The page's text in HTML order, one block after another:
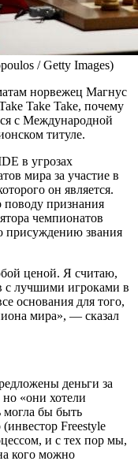
/ Getty Images)
норвежец Магнус
Take Takе, почему
с Международной
титуле.
в угрозах
мира за участие в
он является.
поводу признания
чемпионатов
присуждению звания
ценой. Я считаю,
с лучшими игроками в
основания для того,
мира», — сказал
деньги за
«они хотели
могла бы быть
Freestyle
и с тех пор мы,
кого можно